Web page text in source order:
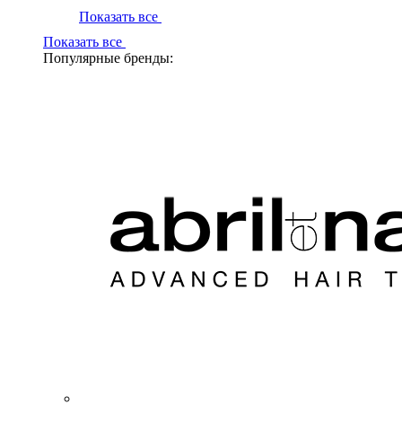
Показать все
Показать все
Популярные бренды: